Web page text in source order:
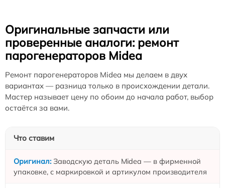
Оригинальные запчасти или
проверенные аналоги: ремонт
парогенераторов Midea
Ремонт парогенераторов Midea мы делаем в двух
вариантах — разница только в происхождении детали.
Мастер называет цену по обоим до начала работ, выбор
остаётся за вами.
Что ставим
Заводскую деталь Midea — в фирменной
упаковке, с маркировкой и артикулом производителя